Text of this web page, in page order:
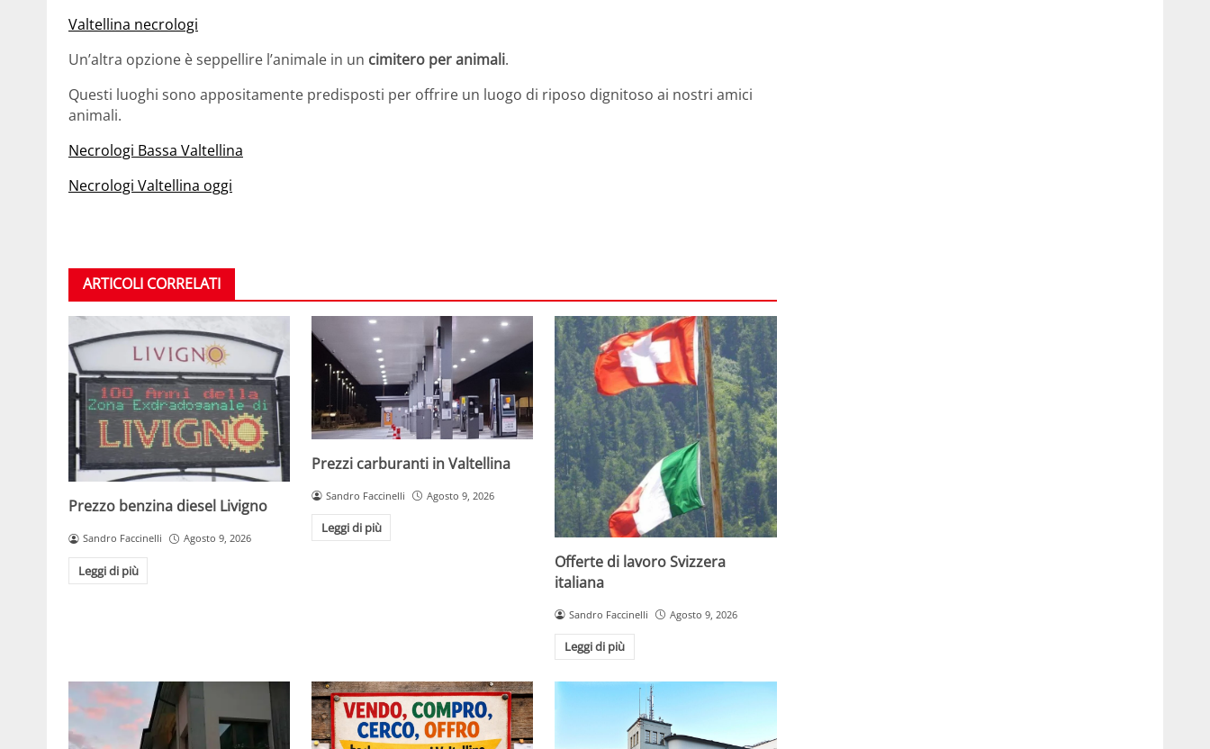
Valtellina necrologi
Un’altra opzione è seppellire l’animale in un cimitero per animali.
Questi luoghi sono appositamente predisposti per offrire un luogo di riposo dignitoso ai nostri amici
animali.
Necrologi Bassa Valtellina
Necrologi Valtellina oggi
ARTICOLI CORRELATI
Prezzo benzina diesel Livigno
Sandro Faccinelli Agosto 9, 2026
Leggi di più
Prezzi carburanti in Valtellina
Sandro Faccinelli Agosto 9, 2026
Leggi di più
Offerte di lavoro Svizzera
italiana
Sandro Faccinelli Agosto 9, 2026
Leggi di più